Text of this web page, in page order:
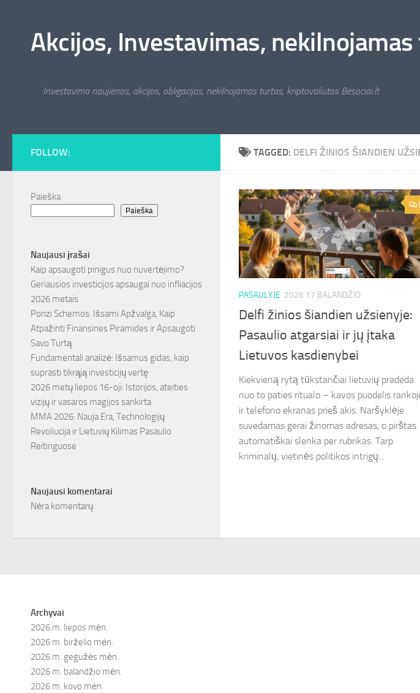
Akcijos, Investavimas,
Investavimo naujienos, akcijos, obligacijos, nekilnojamas turtas, kriptovaliutos Besociai.lt
TAGGED: DELFI ŽINIOS ŠIANDIEN
PASAULYJE 2026 17 BALANDŽIO
Delfi žinios šiandien užsienyje:
Pasaulio atgarsiai ir jų įtaka
Lietuvos kasdienybei
Kiekvieną rytą tūkstančiai lietuvių pradeda
nuo to paties ritualo – kavos puodelis
ir telefono ekranas prieš akis. Naršyklėje
suvedamas gerai žinomas adresas, o pirštas
automatiškai slenka per rubrikas. Tarp
kriminalų, vietinės politikos intrigų...
FOLLOW:
Paieška
Paieška
Naujausi įrašai
Kaip apsaugoti pinigus nuo nuvertėjimo?
Geriausios investicijos apsaugai nuo infliacijos
2026 metais
Ponzi Schemos: Išsami Apžvalga, Kaip
Atpažinti Finansines Piramides ir Apsaugoti
Savo Turtą
Fundamentali analizė: Išsamus gidas, kaip
suprasti tikrąją investicijų vertę
2026 metų liepos 16-oji: Istorijos, ateities
vizijų ir vasaros magijos sankirta
MMA 2026: Nauja Era, Technologijų
Revoliucija ir Lietuvių Kilimas Pasaulio
Reitinguose
Naujausi komentarai
Nėra komentarų.
Archyvai
2026 m. liepos mėn.
2026 m. birželio mėn.
2026 m. gegužės mėn.
2026 m. balandžio mėn.
2026 m. kovo mėn.